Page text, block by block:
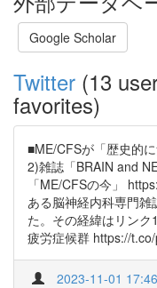
Google Scholar
Twitter (13
favorites)
■ME/CFSが「歴史的
2)雑誌「BRAIN and
「ME/CFSの今」
ある脳神経内科専門雑
た。その経緯はリン
疲労症候群 https://
2023-11-01